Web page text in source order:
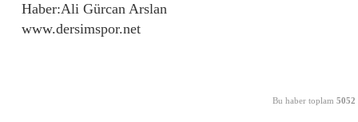
Haber:Ali Gürcan Arslan
www.dersimspor.net
Bu haber toplam 5052